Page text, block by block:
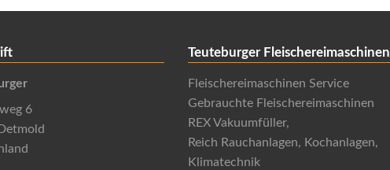
6
Teuteburger Fleischereimaschinen
Fleischereimaschinen Service
Gebrauchte Fleischereimaschinen
REX Vakuumfüller,
Reich Rauchanlagen, Kochanlagen,
Klimatechnik